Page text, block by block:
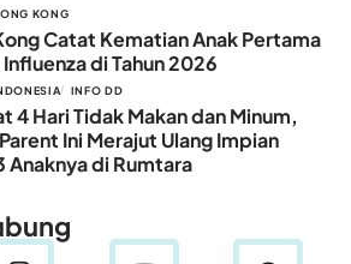
KONG
Catat Kematian Anak Pertama
di Tahun 2026
INFO DD
4 Hari Tidak Makan dan Minum,
Ini Merajut Ulang Impian
Anaknya di Rumtara